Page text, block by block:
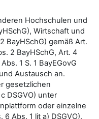
Hochschulen und
Wirtschaft und
BayHSchG) gemäß Art.
2 BayHSchG, Art. 4
1 S. 1 BayEGovG
Austausch an.
gesetzlichen
DSGVO) unter
oder einzelne
Abs. 1 lit a) DSGVO).